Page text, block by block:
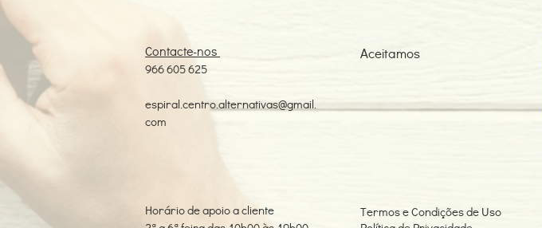
Contacte-nos
966 605 625
espiral.centro.alternativas@gmail.
com
Aceitamos
Horário de apoio a cliente
Termos e Condições de Uso